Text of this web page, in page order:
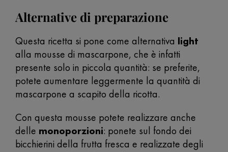
Alternative di preparazione
Questa ricetta si pone come alternativa light
alla mousse di mascarpone, che è infatti
presente solo in piccola quantità: se preferite,
potete aumentare leggermente la quantità di
mascarpone a scapito della ricotta.
Con questa mousse potete realizzare anche
delle monoporzioni: ponete sul fondo dei
bicchierini della frutta fresca e realizzate degli